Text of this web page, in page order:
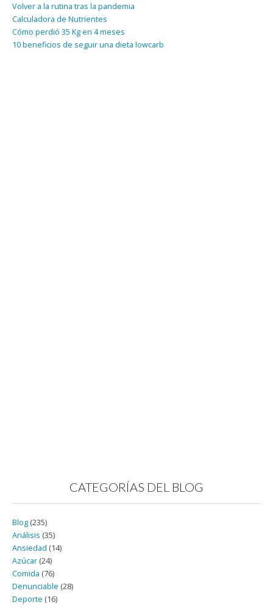
Volver a la rutina tras la pandemia
Calculadora de Nutrientes
Cómo perdió 35 Kg en 4 meses
10 beneficios de seguir una dieta lowcarb
CATEGORÍAS DEL BLOG
Blog (235)
Análisis (35)
Ansiedad (14)
Azúcar (24)
Comida (76)
Denunciable (28)
Deporte (16)